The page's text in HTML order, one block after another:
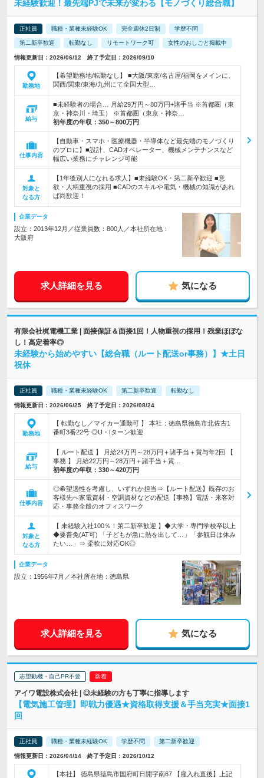
未経験歓迎！最先端PJで未来が変わる【モノづくり総合職】
正社員 職種・業種未経験OK 完全週休2日制 学歴不問
第二新卒歓迎 転勤なし リモートワーク可 女性のおしごと掲載中
情報更新日：2026/06/12 終了予定日：2026/09/10
勤務地
【希望勤務地/転勤なし】 ■大阪/東京/名古屋/福岡をメインに、
関西/関東/東海/九州にて全国大型…
給与
■未経験者の場合… 月給29万円～80万円+諸手当 ※首都圏（東
京・神奈川・埼玉） ※首都圏（東京・神奈…
初年度の年収： 350～800万円
仕事内容
【自動車・スマホ・医療機器・半導体など最先端のモノづくり
のプロに】■設計、CADオペレーター、機械メンテナンスなど
幅広い業務にチャレンジ可能
対象と
なる方
【1年後別人になれる求人】■未経験OK・第二新卒歓迎 ■意
欲・人柄重視の採用 ■CADのスキルや電気・機械の知識があれ
ば尚歓迎！
企業データ
設立：2013年12月／従業員数：800人／本社所在地：
大阪府
求人詳細を見る 気になる
有限会社梶電機工業 | 面接保証＆面接1回！人物重視の採用！残業ほぼな
し！高定着率◎
未経験から始めやすい【総合職（ルート配送or事務）】★土日
祝休
正社員 職種・業種未経験OK 第二新卒歓迎 転勤なし
情報更新日：2026/06/25 終了予定日：2026/08/24
勤務地
【 転勤なし／マイカー通勤可 】 本社：徳島県徳島市北佐古1
番町3番22号 ◎U・Iターン歓迎
給与
【 ルート配送 】 月給24万円～28万円＋諸手当＋賞与年2回 【
事務 】 月給22万円～28万円＋諸手当＋賞…
初年度の年収： 330～420万円
仕事内容
◎希望適性を考慮し、いずれか担当⇒【ルート配送】既存のお
客様先へ家電資材・空調資材などの配送【事務】電話・来客対
応・事務全般のオフィスワーク
対象と
なる方
【 未経験入社100％！第二新卒歓迎 】◆大学・専門学校卒以上
◆要普免(AT可) 「子どもが急に熱を出して…」「参観日は休み
たい…」⇒ 柔軟に対応OK◎
企業データ
設立：1956年7月／本社所在地：徳島県
求人詳細を見る 気になる
志望動機・自己PR不要
アイワ電設株式会社 | ◎未経験の方も丁寧に指導します
【電気施工管理】即戦力優遇★資格取得支援＆手当充実★面接1
回
正社員 職種・業種未経験OK 学歴不問 第二新卒歓迎
情報更新日：2026/04/14 終了予定日：2026/10/12
【本社】 徳島県徳島市国府町日開字南67 【雇入れ直後】上記